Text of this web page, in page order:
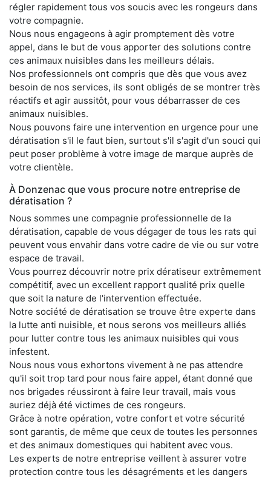
régler rapidement tous vos soucis avec les rongeurs dans
votre compagnie.
Nous nous engageons à agir promptement dès votre
appel, dans le but de vous apporter des solutions contre
ces animaux nuisibles dans les meilleurs délais.
Nos professionnels ont compris que dès que vous avez
besoin de nos services, ils sont obligés de se montrer très
réactifs et agir aussitôt, pour vous débarrasser de ces
animaux nuisibles.
Nous pouvons faire une intervention en urgence pour une
dératisation s'il le faut bien, surtout s'il s'agit d'un souci qui
peut poser problème à votre image de marque auprès de
votre clientèle.
À Donzenac que vous procure notre entreprise de
dératisation ?
Nous sommes une compagnie professionnelle de la
dératisation, capable de vous dégager de tous les rats qui
peuvent vous envahir dans votre cadre de vie ou sur votre
espace de travail.
Vous pourrez découvrir notre prix dératiseur extrêmement
compétitif, avec un excellent rapport qualité prix quelle
que soit la nature de l'intervention effectuée.
Notre société de dératisation se trouve être experte dans
la lutte anti nuisible, et nous serons vos meilleurs alliés
pour lutter contre tous les animaux nuisibles qui vous
infestent.
Nous nous vous exhortons vivement à ne pas attendre
qu'il soit trop tard pour nous faire appel, étant donné que
nos brigades réussiront à faire leur travail, mais vous
auriez déjà été victimes de ces rongeurs.
Grâce à notre opération, votre confort et votre sécurité
sont garantis, de même que ceux de toutes les personnes
et des animaux domestiques qui habitent avec vous.
Les experts de notre entreprise veillent à assurer votre
protection contre tous les désagréments et les dangers